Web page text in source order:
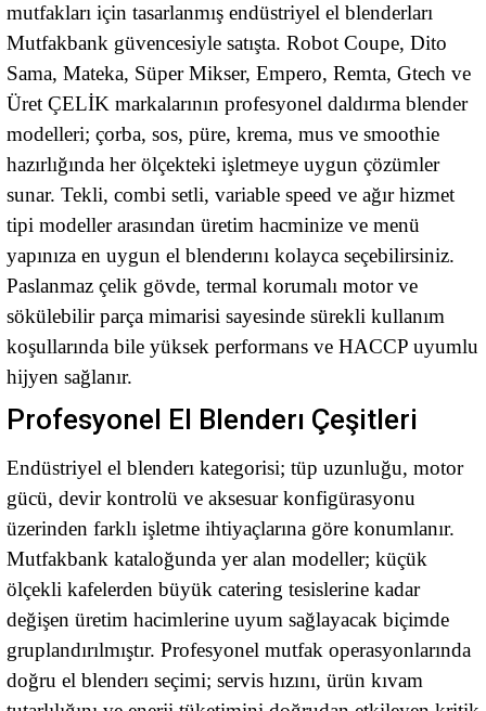
mutfakları için tasarlanmış endüstriyel el blenderları
Mutfakbank güvencesiyle satışta. Robot Coupe, Dito
Sama, Mateka, Süper Mikser, Empero, Remta, Gtech ve
Üret ÇELİK markalarının profesyonel daldırma blender
modelleri; çorba, sos, püre, krema, mus ve smoothie
hazırlığında her ölçekteki işletmeye uygun çözümler
sunar. Tekli, combi setli, variable speed ve ağır hizmet
tipi modeller arasından üretim hacminize ve menü
yapınıza en uygun el blenderını kolayca seçebilirsiniz.
Paslanmaz çelik gövde, termal korumalı motor ve
sökülebilir parça mimarisi sayesinde sürekli kullanım
koşullarında bile yüksek performans ve HACCP uyumlu
hijyen sağlanır.
Profesyonel El Blenderı Çeşitleri
Endüstriyel el blenderı kategorisi; tüp uzunluğu, motor
gücü, devir kontrolü ve aksesuar konfigürasyonu
üzerinden farklı işletme ihtiyaçlarına göre konumlanır.
Mutfakbank kataloğunda yer alan modeller; küçük
ölçekli kafelerden büyük catering tesislerine kadar
değişen üretim hacimlerine uyum sağlayacak biçimde
gruplandırılmıştır. Profesyonel mutfak operasyonlarında
doğru el blenderı seçimi; servis hızını, ürün kıvam